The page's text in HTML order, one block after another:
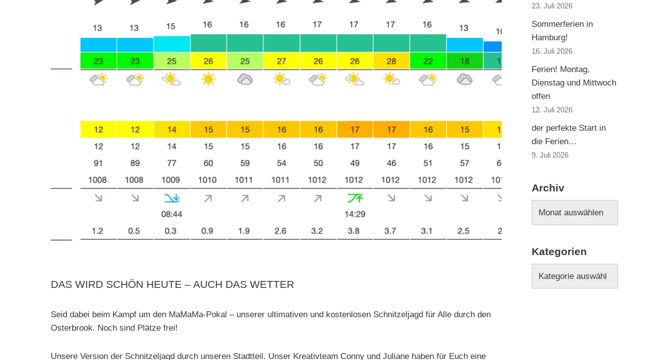
DAS WIRD SCHÖN HEUTE – AUCH DAS WETTER
Seid dabei beim Kampf um den MaMaMa-Pokal – unserer ultimativen und kostenlosen Schnitzeljagd für Alle durch den
Osterbrook. Noch sind Plätze frei!
Unsere Version der Schnitzeljagd durch unseren Stadtteil. Unser Kreativteam Conny und Juliane haben für Euch eine
23. Juli 2026
Sommerferien in
Hamburg!
16. Juli 2026
Ferien! Montag,
Dienstag und Mittwoch
offen
12. Juli 2026
der perfekte Start in
die Ferien…
9. Juli 2026
Archiv
Kategorien